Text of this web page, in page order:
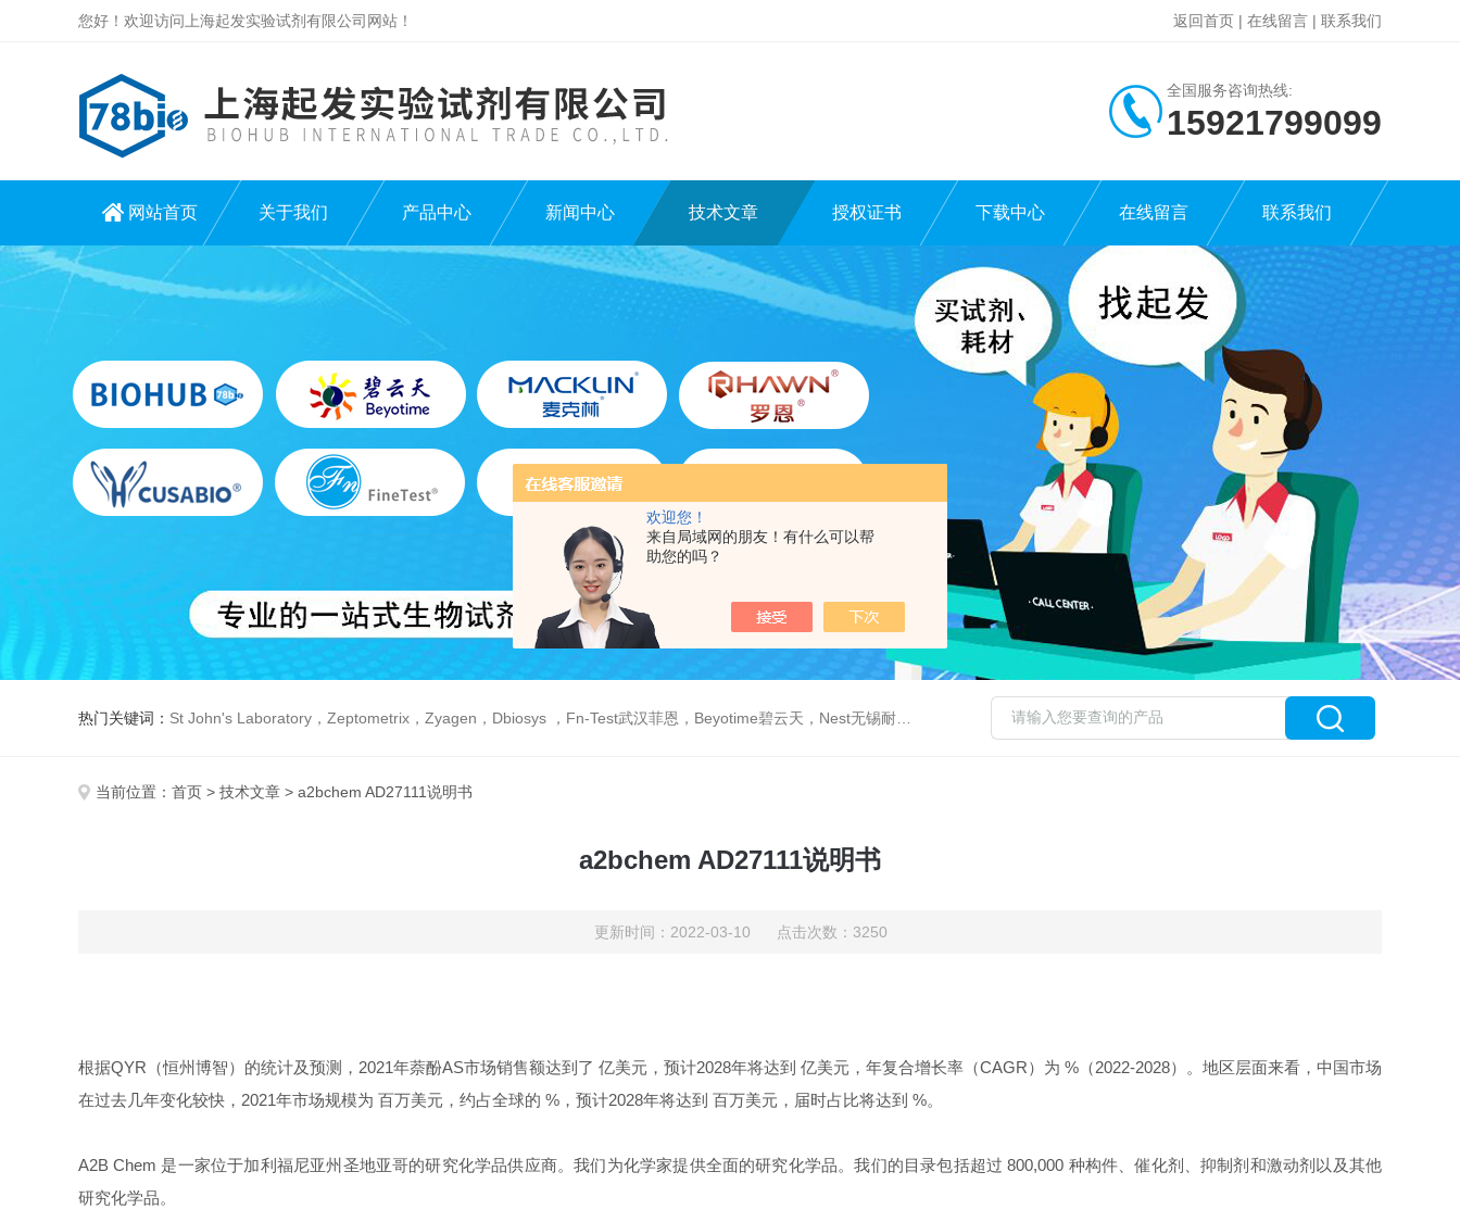
欢迎您！
来自局域网的朋友！有什么可以帮
助您的吗？
您好！欢迎访问上海起发实验试剂有限公司网站！ 返回首页 | 在线留言 | 联系我们
全国服务咨询热线:
15921799099
网站首页 关于我们 产品中心 新闻中心 技术文章 授权证书 下载中心 在线留言 联系我们
热门关键词： St John's Laboratory，Zeptometrix，Zyagen，Dbiosys ，Fn-Test武汉菲恩，Beyotime碧云天，Nest无锡耐思，Elabscience伊莱瑞特，Macklin麦克林生物，Cobioer科佰生物
当前位置： 首页 > 技术文章 > a2bchem AD27111说明书
a2bchem AD27111说明书
更新时间：2022-03-10 点击次数：3250
根据QYR（恒州博智）的统计及预测，2021年萘酚AS市场销售额达到了 亿美元，预计2028年将达到 亿美元，年复合增长率（CAGR）为 %（2022-2028）。地区层面来看，中国市场
在过去几年变化较快，2021年市场规模为 百万美元，约占全球的 %，预计2028年将达到 百万美元，届时占比将达到 %。
A2B Chem 是一家位于加利福尼亚州圣地亚哥的研究化学品供应商。我们为化学家提供全面的研究化学品。我们的目录包括超过 800,000 种构件、催化剂、抑制剂和激动剂以及其他
研究化学品。